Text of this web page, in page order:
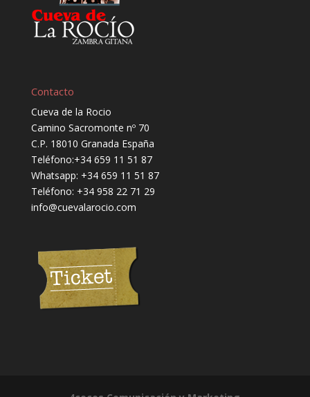
Contacto
Cueva de la Rocio
Camino Sacromonte nº 70
C.P. 18010 Granada España
Teléfono:+34 659 11 51 87
Whatsapp: +34 659 11 51 87
Teléfono: +34 958 22 71 29
info@cuevalarocio.com